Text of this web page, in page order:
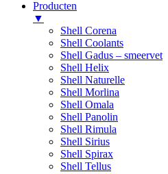
Producten
▼
Shell Corena
Shell Coolants
Shell Gadus – smeervet
Shell Helix
Shell Naturelle
Shell Morlina
Shell Omala
Shell Panolin
Shell Rimula
Shell Sirius
Shell Spirax
Shell Tellus